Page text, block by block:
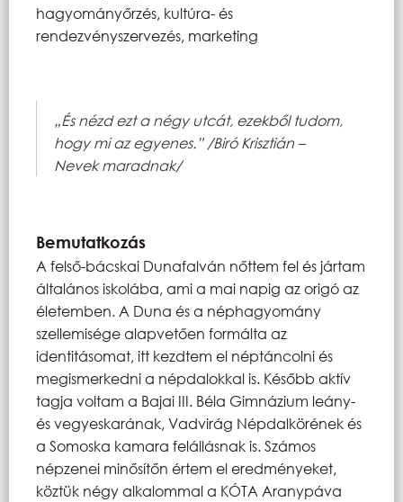
hagyományőrzés, kultúra- és
rendezvényszervezés, marketing
„És nézd ezt a négy utcát, ezekből tudom,
hogy mi az egyenes.” /Biró Krisztián –
Nevek maradnak/
Bemutatkozás
A felső-bácskai Dunafalván nőttem fel és jártam
általános iskolába, ami a mai napig az origó az
életemben. A Duna és a néphagyomány
szellemisége alapvetően formálta az
identitásomat, itt kezdtem el néptáncolni és
megismerkedni a népdalokkal is. Később aktív
tagja voltam a Bajai III. Béla Gimnázium leány-
és vegyeskarának, Vadvirág Népdalkörének és
a Somoska kamara felállásnak is. Számos
népzenei minősítőn értem el eredményeket,
köztük négy alkalommal a KÓTA Aranypáva